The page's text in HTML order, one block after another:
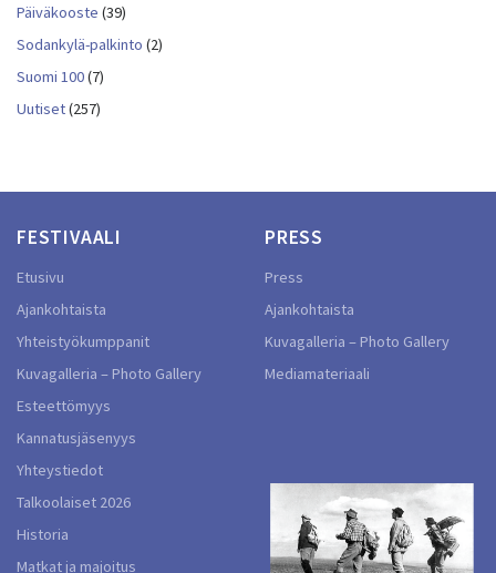
Päiväkooste (39)
Sodankylä-palkinto (2)
Suomi 100(7)
Uutiset(257)
FESTIVAALI
Etusivu
Ajankohtaista
Yhteistyökumppanit
Kuvagalleria – Photo Gallery
Esteettömyys
Kannatusjäsenyys
Yhteystiedot
Talkoolaiset 2026
Historia
Matkat ja majoitus
PRESS
Press
Ajankohtaista
Kuvagalleria – Photo Gallery
Mediamateriaali